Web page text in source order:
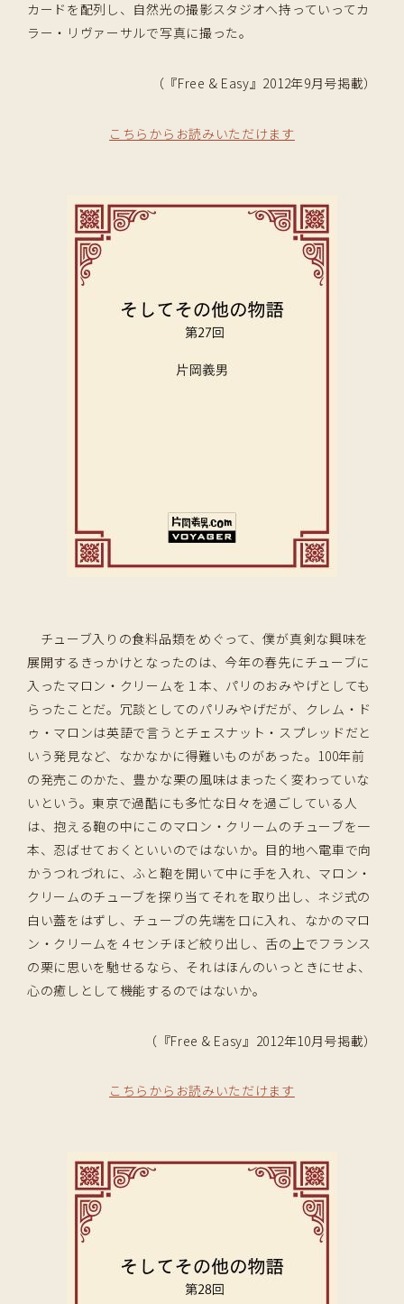
カードを配列し、自然光の撮影スタジオへ持っていってカ
ラー・リヴァーサルで写真に撮った。
（『Free & Easy』2012年9月号掲載）
こちらからお読みいただけます
チューブ入りの食料品類をめぐって、僕が真剣な興味を
展開するきっかけとなったのは、今年の春先にチューブに
入ったマロン・クリームを１本、パリのおみやげとしても
らったことだ。冗談としてのパリみやげだが、クレム・ド
ゥ・マロンは英語で言うとチェスナット・スプレッドだと
いう発見など、なかなかに得難いものがあった。100年前
の発売このかた、豊かな栗の風味はまったく変わっていな
いという。東京で過酷にも多忙な日々を過ごしている人
は、抱える鞄の中にこのマロン・クリームのチューブを一
本、忍ばせておくといいのではないか。目的地へ電車で向
かうつれづれに、ふと鞄を開いて中に手を入れ、マロン・
クリームのチューブを探り当てそれを取り出し、ネジ式の
白い蓋をはずし、チューブの先端を口に入れ、なかのマロ
ン・クリームを４センチほど絞り出し、舌の上でフランス
の栗に思いを馳せるなら、それはほんのいっときにせよ、
心の癒しとして機能するのではないか。
（『Free & Easy』2012年10月号掲載）
こちらからお読みいただけます